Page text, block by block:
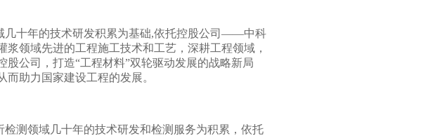
十年的技术研发积累为基础,依托控股公司——中科
领域先进的工程施工技术和工艺，深耕工程领域，
公司，打造“工程材料”双轮驱动发展的战略新局
助力国家建设工程的发展。
测领域几十年的技术研发和检测服务为积累，依托